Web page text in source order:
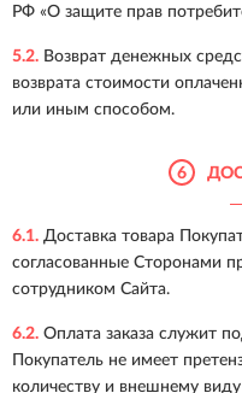
РФ «О защите прав
5.2. Возврат денежных
возврата стоимости
или иным способом.
6
6.1. Доставка товара
согласованные Сторонами
сотрудником Сайта.
6.2. Оплата заказа служит
Покупатель не имеет
количеству и внешнему виду